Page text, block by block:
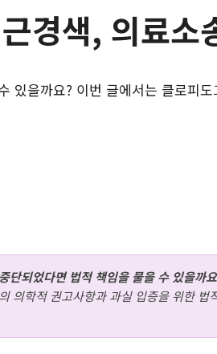
경색, 의료소
을까요? 이번 글에서는 클로피
단되었다면 법적 책임을 물을 수 있을까
의학적 권고사항과 과실 입증을 위한 법